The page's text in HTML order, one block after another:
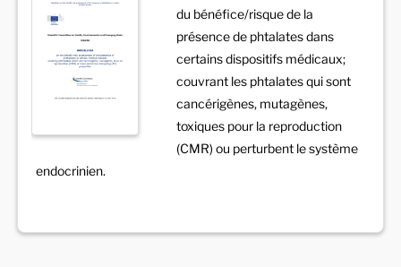
du bénéfice/risque de la
présence de phtalates dans
certains dispositifs médicaux;
couvrant les phtalates qui sont
cancérigènes, mutagènes,
toxiques pour la reproduction
(CMR) ou perturbent le système
endocrinien.